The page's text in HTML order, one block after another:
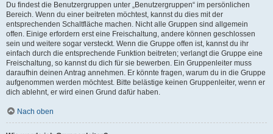
Du findest die Benutzergruppen unter „Benutzergruppen“ im persönlichen
Bereich. Wenn du einer beitreten möchtest, kannst du dies mit der
entsprechenden Schaltfläche machen. Nicht alle Gruppen sind allgemein
offen. Einige erfordern erst eine Freischaltung, andere können geschlossen
sein und weitere sogar versteckt. Wenn die Gruppe offen ist, kannst du ihr
einfach durch die entsprechende Funktion beitreten; verlangt die Gruppe eine
Freischaltung, so kannst du dich für sie bewerben. Ein Gruppenleiter muss
daraufhin deinen Antrag annehmen. Er könnte fragen, warum du in die Gruppe
aufgenommen werden möchtest. Bitte belästige keinen Gruppenleiter, wenn er
dich ablehnt, er wird einen Grund dafür haben.
Nach oben